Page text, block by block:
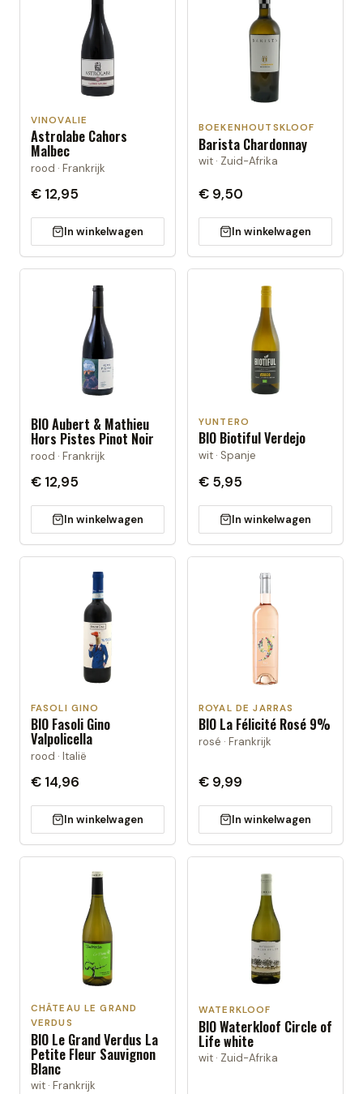
VINOVALIE
Astrolabe Cahors
Malbec
rood · Frankrijk
€ 12,95
In winkelwagen
BOEKENHOUTSKLOOF
Barista Chardonnay
wit · Zuid-Afrika
€ 9,50
In winkelwagen
BIO Aubert & Mathieu
Hors Pistes Pinot Noir
rood · Frankrijk
€ 12,95
In winkelwagen
YUNTERO
BIO Biotiful Verdejo
wit · Spanje
€ 5,95
In winkelwagen
FASOLI GINO
BIO Fasoli Gino
Valpolicella
rood · Italië
€ 14,96
In winkelwagen
ROYAL DE JARRAS
BIO La Félicité Rosé 9%
rosé · Frankrijk
€ 9,99
In winkelwagen
CHÂTEAU LE GRAND
VERDUS
BIO Le Grand Verdus La
Petite Fleur Sauvignon
Blanc
wit · Frankrijk
WATERKLOOF
BIO Waterkloof Circle of
Life white
wit · Zuid-Afrika